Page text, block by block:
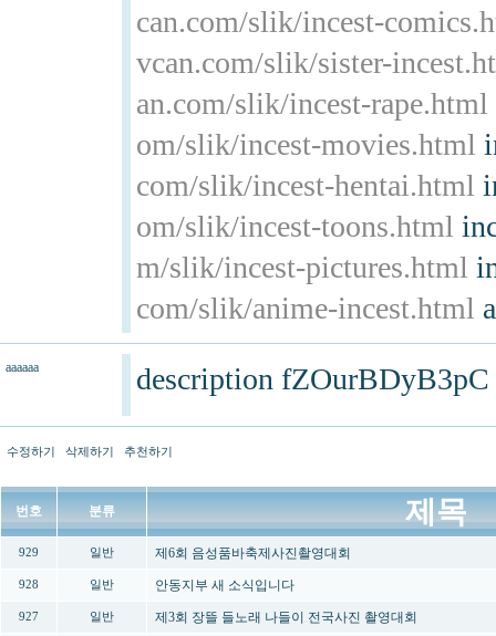
can.com/slik/incest-
vcan.com/slik/sister-
an.com/slik/incest-rape.html
om/slik/incest-movies.html
com/slik/incest-hentai.html
om/slik/incest-toons.html
m/slik/incest-pictures.html
com/slik/anime-incest.html
aaaaaa description fZOurBDyB3pC
수정하기 삭제하기 추천하기
번호 분류 제목
929 일반 제6회 음성품바축제사진촬영대회
928 일반 안동지부 새 소식입니다
927 일반 제3회 장뜰 들노래 나들이 전국사진 촬영대회